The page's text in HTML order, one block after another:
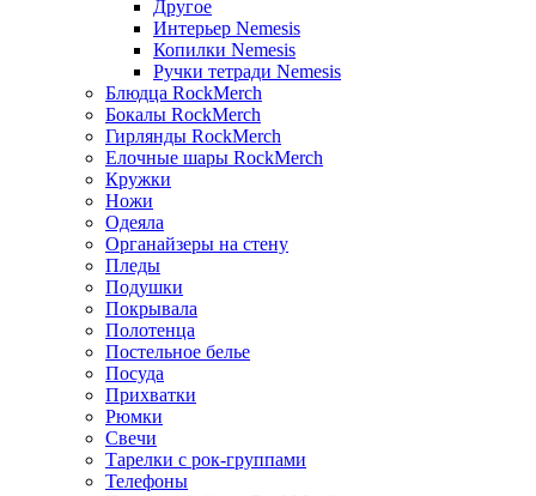
Другое
Интерьер Nemesis
Копилки Nemesis
Ручки тетради Nemesis
Блюдца RockMerch
Бокалы RockMerch
Гирлянды RockMerch
Елочные шары RockMerch
Кружки
Ножи
Одеяла
Органайзеры на стену
Пледы
Подушки
Покрывала
Полотенца
Постельное белье
Посуда
Прихватки
Рюмки
Свечи
Тарелки с рок-группами
Телефоны